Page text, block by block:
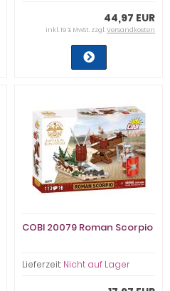
44,97 EUR
inkl. 19 % MwSt. zzgl.Versandkosten
COBI 20079 Roman Scorpio
Lieferzeit: Nicht auf Lager